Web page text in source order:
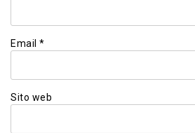
Email *
Sito web